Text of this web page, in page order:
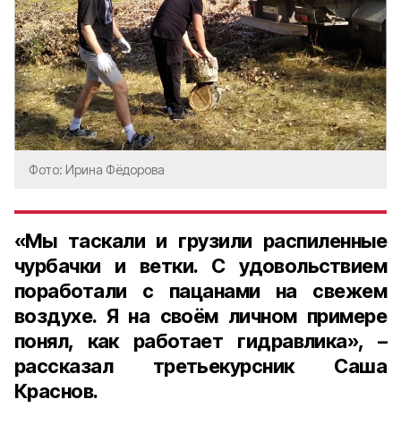
Фото: Ирина Фёдорова
«Мы таскали и грузили распиленные
чурбачки и ветки. С удовольствием
поработали с пацанами на свежем
воздухе. Я на своём личном примере
понял, как работает гидравлика», –
рассказал третьекурсник Саша
Краснов.